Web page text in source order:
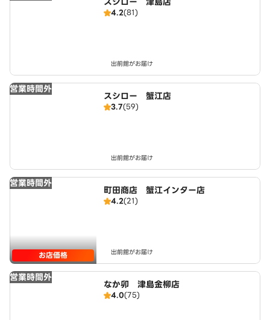
4.2(81)
出前館がお届け
営業時間外
スシロー 蟹江店
3.7(59)
出前館がお届け
営業時間外
お店価格
町田商店 蟹江インター店
4.2(21)
出前館がお届け
営業時間外
なか卯 津島金柳店
4.0(75)